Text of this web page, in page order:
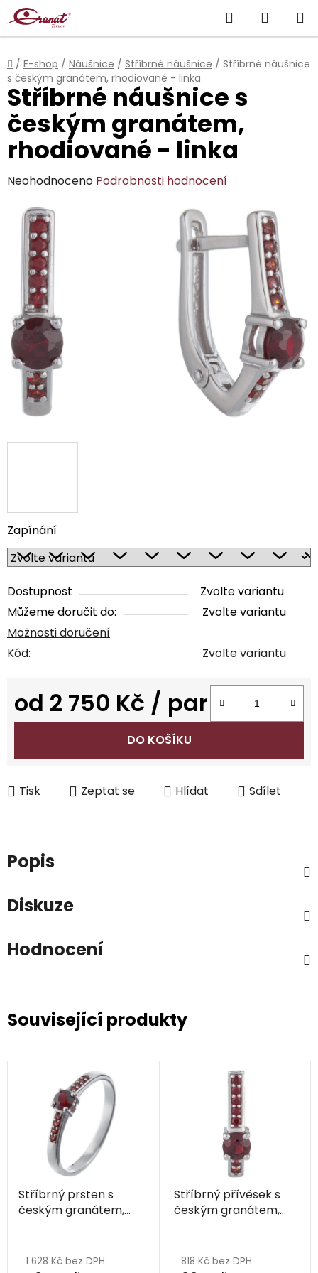
Přejít
na
obsah
Hledat
KOŠÍK
Domů
/ E-shop / Náušnice / Stříbrné náušnice / Stříbrné náušnice
s českým granátem, rhodiované - linka
Zapínání
Dostupnost
Zvolte variantu
Můžeme doručit do:
Zvolte variantu
Možnosti doručení
Kód:
Zvolte variantu
od 2 750 Kč / par
Měrná cena:
DO KOŠÍKU
Tisk Zeptat se Hlídat Sdílet
Stříbrné náušnice s
českým granátem,
rhodiované - linka
Průměrné
produktu
hvězdiček.
Neohodnoceno Podrobnosti hodnocení
Popis
Diskuze
Hodnocení
Související produkty
Stříbrný prsten s
českým granátem,
1 628 Kč bez DPH
Stříbrný přívěsek s
českým granátem,
818 Kč bez DPH